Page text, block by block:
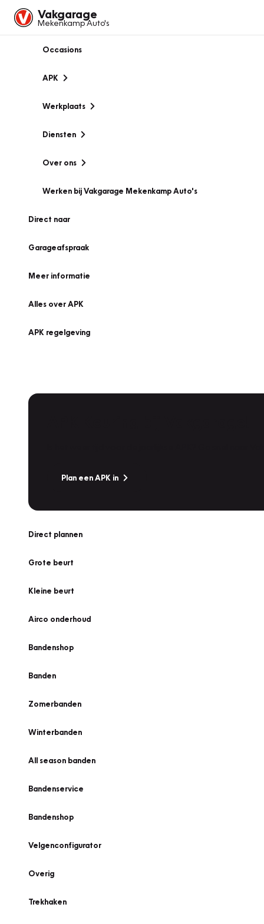
Vakgarage
Mekenkamp Auto's
Occasions
APK
Werkplaats
Diensten
Over ons
Werken bij Vakgarage Mekenkamp Auto's
Direct naar
Garageafspraak
Meer informatie
Alles over APK
APK regelgeving
Plan een APK in
Direct plannen
Grote beurt
Kleine beurt
Airco onderhoud
Bandenshop
Banden
Zomerbanden
Winterbanden
All season banden
Bandenservice
Bandenshop
Velgenconfigurator
Overig
Trekhaken